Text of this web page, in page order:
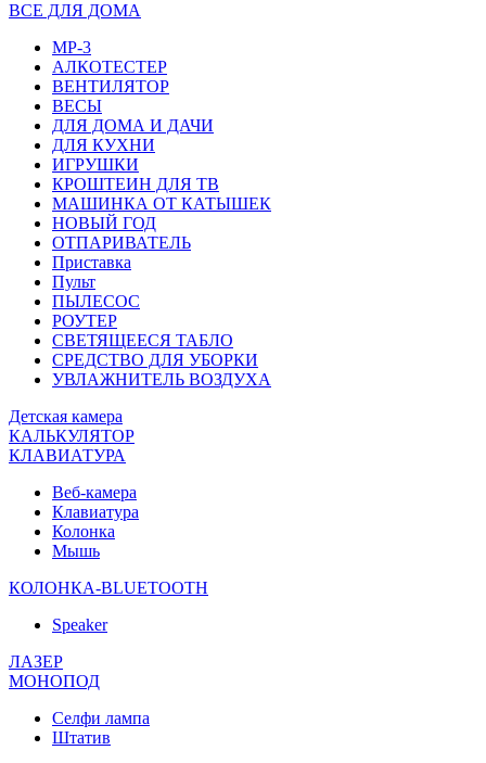
ВСЕ ДЛЯ ДОМА
MP-3
АЛКОТЕСТЕР
ВЕНТИЛЯТОР
ВЕСЫ
ДЛЯ ДОМА И ДАЧИ
ДЛЯ КУХНИ
ИГРУШКИ
КРОШТЕИН ДЛЯ ТВ
МАШИНКА ОТ КАТЫШЕК
НОВЫЙ ГОД
ОТПАРИВАТЕЛЬ
Приставка
Пульт
ПЫЛЕСОС
РОУТЕР
СВЕТЯЩЕЕСЯ ТАБЛО
СРЕДСТВО ДЛЯ УБОРКИ
УВЛАЖНИТЕЛЬ ВОЗДУХА
Детская камера
КАЛЬКУЛЯТОР
КЛАВИАТУРА
Веб-камера
Клавиатура
Колонка
Мышь
КОЛОНКА-BLUETOOTH
Speaker
ЛАЗЕР
МОНОПОД
Селфи лампа
Штатив